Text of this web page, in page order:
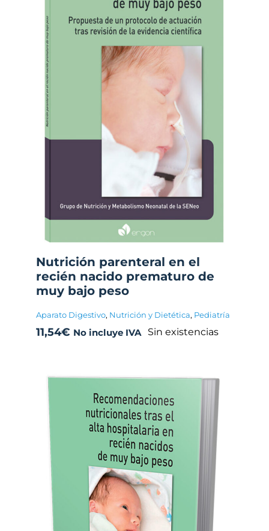
Nutrición parenteral en el
recién nacido prematuro de
muy bajo peso
Aparato Digestivo, Nutrición y Dietética, Pediatría
11,54€ No incluye IVA Sin existencias